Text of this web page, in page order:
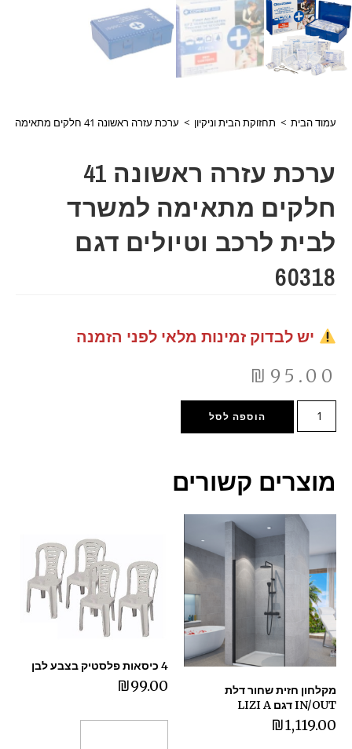
עמוד הבית > תחזוקת הבית וניקיון > ערכת עזרה ראשונה 41 חלקים מתאימה למשרד לבית לרכב וטיולים דגם 60318
ערכת עזרה ראשונה 41
חלקים מתאימה למשרד
לבית לרכב וטיולים דגם
60318
יש לבדוק זמינות מלאי לפני הזמנה
₪ 95.00
הוספה לסל
מוצרים קשורים
מקלחון חזית שחור דלת
IN/OUT דגם LIZI A
₪1,119.00
4 כיסאות פלסטיק בצבע לבן
₪99.00